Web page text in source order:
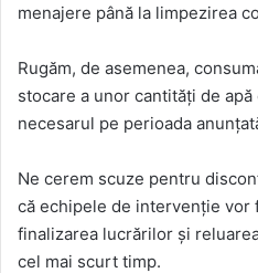
menajere până la limpezirea
Rugăm, de asemenea,
stocare a unor cantități de
necesarul pe perioada
Ne cerem scuze pentru
că echipele de intervenție vor
finalizarea lucrărilor și
cel mai scurt timp.